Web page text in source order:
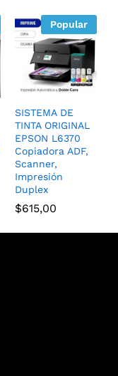
Popular
SISTEMA DE
TINTA ORIGINAL
EPSON L6370
Copiadora ADF,
Scanner,
Impresión
Duplex
$615,00